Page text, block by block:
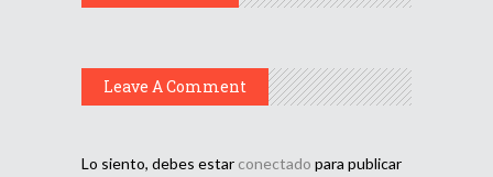
Leave A Comment
Lo siento, debes estar conectado para publicar